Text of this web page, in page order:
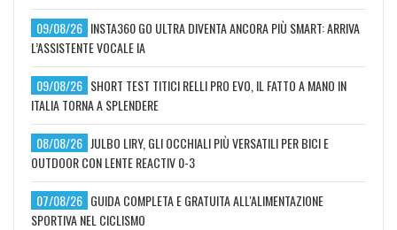
09/08/26 INSTA360 GO ULTRA DIVENTA ANCORA PIÙ SMART: ARRIVA
L’ASSISTENTE VOCALE IA
09/08/26 SHORT TEST TITICI RELLI PRO EVO, IL FATTO A MANO IN
ITALIA TORNA A SPLENDERE
08/08/26 JULBO LIRY, GLI OCCHIALI PIÙ VERSATILI PER BICI E
OUTDOOR CON LENTE REACTIV 0-3
07/08/26 GUIDA COMPLETA E GRATUITA ALL'ALIMENTAZIONE
SPORTIVA NEL CICLISMO